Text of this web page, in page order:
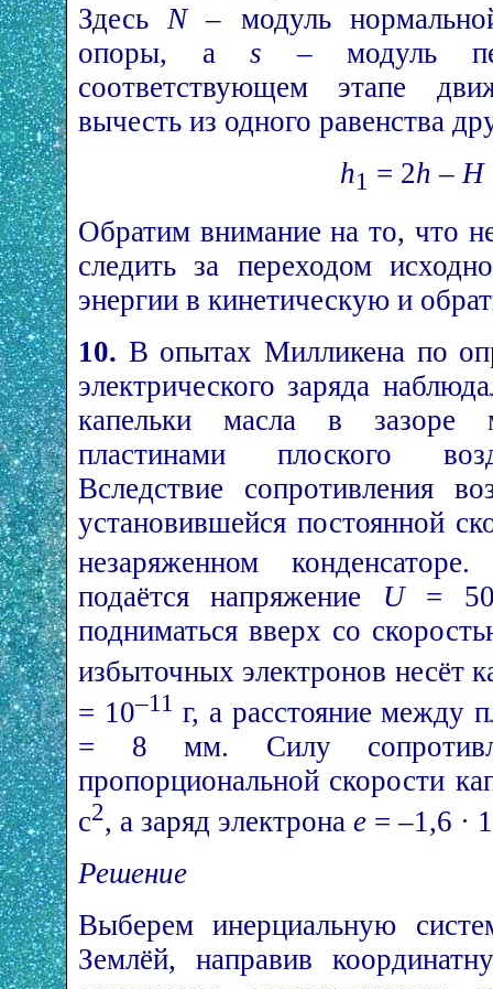
ЗдесьN– модуль
опоры, аs – модуль
соответствующем этапе
вычесть из одного равенства
h1 = 2h – H
Обратим внимание на то, что
следить за переходом
энергии в кинетическую и
10. В опытах Милликена по
электрического заряда
капельки масла в зазоре
пластинами плоского
Вследствие сопротивления
установившейся постоянной
незаряженном
подаётся напряжение U=
подниматься вверх со
избыточных электронов несёт
= 10–11 г, а расстояние между
= 8 мм. Силу
пропорциональной скорости
с2, а заряд электрона e = –1,6 ·
Решение
Выберем инерциальную
Землёй, направив